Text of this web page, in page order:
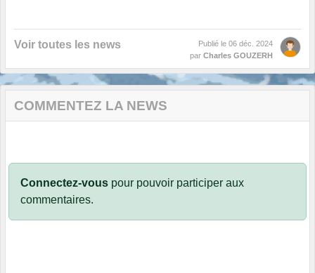
Voir toutes les news Publié le 06 déc. 2024
par Charles GOUZERH
COMMENTEZ LA NEWS
Connectez-vous pour pouvoir participer aux
commentaires.